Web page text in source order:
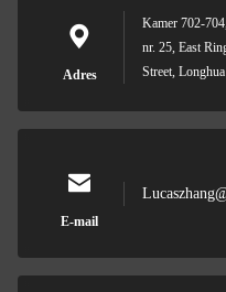
Adres
Kamer 702-
nr. 25, East
Street,
E-mail